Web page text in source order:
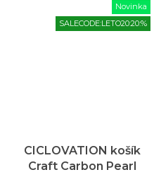
Novinka
SALECODE:LETO20:20:%
CICLOVATION košík
Craft Carbon Pearl